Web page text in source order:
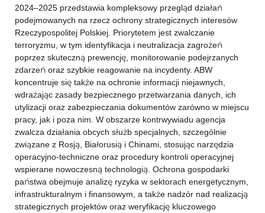
2024–2025 przedstawia kompleksowy przegląd działań
podejmowanych na rzecz ochrony strategicznych interesów
Rzeczypospolitej Polskiej. Priorytetem jest zwalczanie
terroryzmu, w tym identyfikacja i neutralizacja zagrożeń
poprzez skuteczną prewencję, monitorowanie podejrzanych
zdarzeń oraz szybkie reagowanie na incydenty. ABW
koncentruje się także na ochronie informacji niejawnych,
wdrażając zasady bezpiecznego przetwarzania danych, ich
utylizacji oraz zabezpieczania dokumentów zarówno w miejscu
pracy, jak i poza nim. W obszarze kontrwywiadu agencja
zwalcza działania obcych służb specjalnych, szczególnie
związane z Rosją, Białorusią i Chinami, stosując narzędzia
operacyjno-techniczne oraz procedury kontroli operacyjnej
wspierane nowoczesną technologią. Ochrona gospodarki
państwa obejmuje analizę ryzyka w sektorach energetycznym,
infrastrukturalnym i finansowym, a także nadzór nad realizacją
strategicznych projektów oraz weryfikację kluczowego